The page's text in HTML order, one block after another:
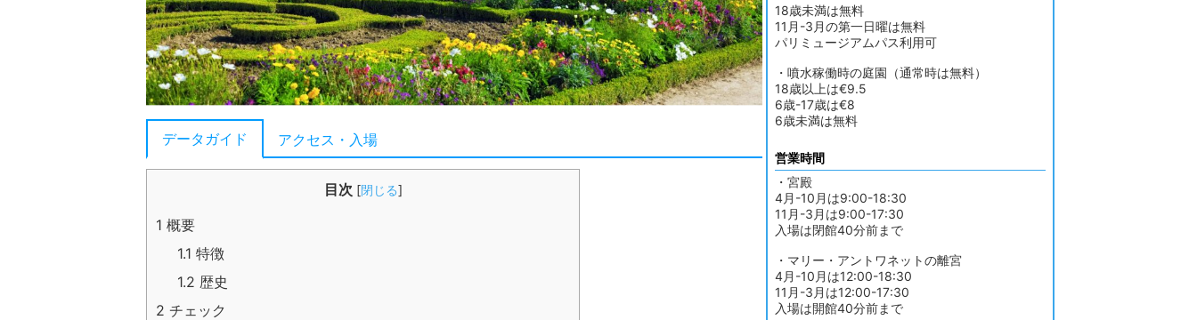
18歳未満は無料
11月-3月の第一日曜は無料
パリミュージアムパス利用可
・噴水稼働時の庭園（通常時は無料）
18歳以上は€9.5
6歳-17歳は€8
6歳未満は無料
営業時間
・宮殿
4月-10月は9:00-18:30
11月-3月は9:00-17:30
入場は閉館40分前まで
・マリー・アントワネットの離宮
4月-10月は12:00-18:30
11月-3月は12:00-17:30
入場は開館40分前まで
データガイド アクセス・入場
目次 [閉じる]
1 概要
1.1 特徴
1.2 歴史
2 チェック